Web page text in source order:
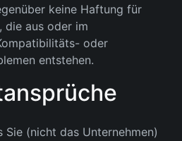
keine Haftung für
die aus oder im
oder
entstehen.
Sie (nicht das Unternehmen)